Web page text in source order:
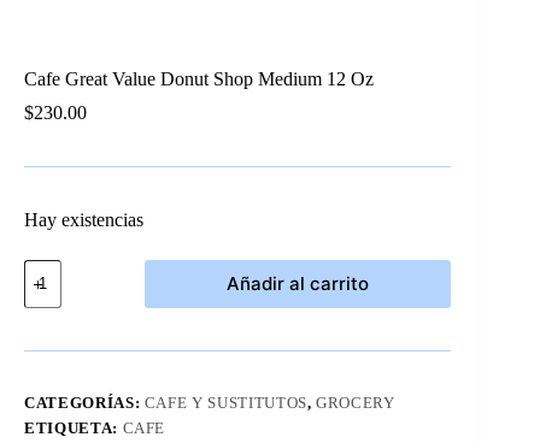
Cafe Great Value Donut Shop Medium 12 Oz
$230.00
Hay existencias
Cafe
Great
Value
Shop
Oz
cantidad
Añadir al carrito
CATEGORÍAS: CAFE Y SUSTITUTOS,GROCERY
ETIQUETA: CAFE